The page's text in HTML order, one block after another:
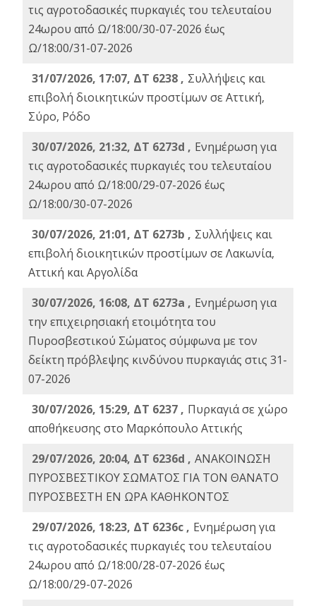
τις αγροτοδασικές πυρκαγιές του τελευταίου
24ωρου από Ω/18:00/30-07-2026 έως
Ω/18:00/31-07-2026
31/07/2026, 17:07, ΔΤ 6238 , Συλλήψεις και
επιβολή διοικητικών προστίμων σε Αττική,
Σύρο, Ρόδο
30/07/2026, 21:32, ΔΤ 6273d , Ενημέρωση για
τις αγροτοδασικές πυρκαγιές του τελευταίου
24ωρου από Ω/18:00/29-07-2026 έως
Ω/18:00/30-07-2026
30/07/2026, 21:01, ΔΤ 6273b , Συλλήψεις και
επιβολή διοικητικών προστίμων σε Λακωνία,
Αττική και Αργολίδα
30/07/2026, 16:08, ΔΤ 6273a , Ενημέρωση για
την επιχειρησιακή ετοιμότητα του
Πυροσβεστικού Σώματος σύμφωνα με τον
δείκτη πρόβλεψης κινδύνου πυρκαγιάς στις 31-
07-2026
30/07/2026, 15:29, ΔΤ 6237 , Πυρκαγιά σε χώρο
αποθήκευσης στο Μαρκόπουλο Αττικής
29/07/2026, 20:04, ΔΤ 6236d , ΑΝΑΚΟΙΝΩΣΗ
ΠΥΡΟΣΒΕΣΤΙΚΟΥ ΣΩΜΑΤΟΣ ΓΙΑ ΤΟΝ ΘΑΝΑΤΟ
ΠΥΡΟΣΒΕΣΤΗ ΕΝ ΩΡΑ ΚΑΘΗΚΟΝΤΟΣ
29/07/2026, 18:23, ΔΤ 6236c , Ενημέρωση για
τις αγροτοδασικές πυρκαγιές του τελευταίου
24ωρου από Ω/18:00/28-07-2026 έως
Ω/18:00/29-07-2026